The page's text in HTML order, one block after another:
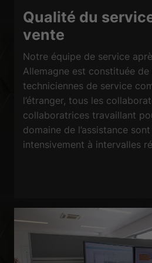
Qualité du
vente
Notre équipe de service
Allemagne est constituée
techniciennes de service
l’étranger, tous les
collaboratrices travaillant
domaine de l’assistance
intensivement à intervalles
plus un consentement manuel.
Politique